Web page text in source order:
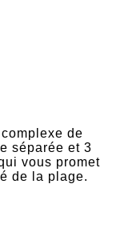
de
séparée et 3
vous promet
de la plage.